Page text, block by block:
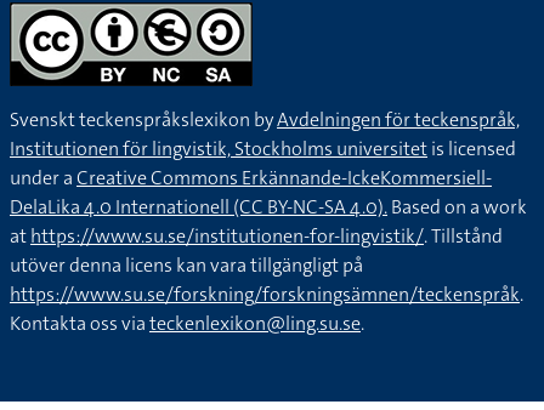
Svenskt teckenspråkslexikon byAvdelningen för teckenspråk,
Institutionen för lingvistik, Stockholms universitetis licensed
under aCreative Commons Erkännande-IckeKommersiell-
DelaLika 4.0 Internationell (CC BY-NC-SA 4.0).Based on a work
athttps://www.su.se/institutionen-for-lingvistik/. Tillstånd
utöver denna licens kan vara tillgängligt på
https://www.su.se/forskning/forskningsämnen/teckenspråk.
Kontakta oss viateckenlexikon@ling.su.se.